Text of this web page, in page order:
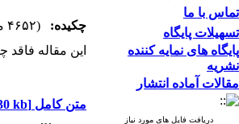
تماس با ما
تسهیلات پایگاه
پایگاه های نمایه کننده
نشریه
مقالات آماده انتشار
دریافت فایل های مورد نیاز
چکیده:
(۴۶۵۲ مشاهده)
این مقاله فاقد
متن کامل [PDF 430 kb]